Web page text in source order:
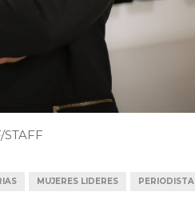
MUJERES LIDERES PERIODISTA